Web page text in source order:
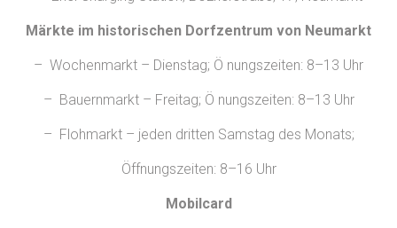
Märkte im historischen Dorfzentrum von Neumarkt
– Wochenmarkt – Dienstag; Ö nungszeiten: 8–13 Uhr
– Bauernmarkt – Freitag; Ö nungszeiten: 8–13 Uhr
– Flohmarkt – jeden dritten Samstag des Monats;
Öffnungszeiten: 8–16 Uhr
Mobilcard